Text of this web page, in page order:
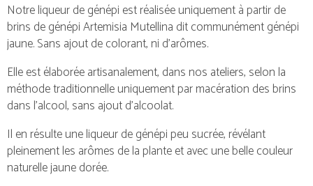
Notre liqueur de génépi est réalisée uniquement à partir de
brins de génépi Artemisia Mutellina dit communément génépi
jaune. Sans ajout de colorant, ni d’arômes.
Elle est élaborée artisanalement, dans nos ateliers, selon la
méthode traditionnelle uniquement par macération des brins
dans l’alcool, sans ajout d’alcoolat.
Il en résulte une liqueur de génépi peu sucrée, révélant
pleinement les arômes de la plante et avec une belle couleur
naturelle jaune dorée.